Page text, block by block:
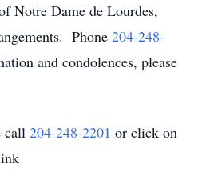
Notre Dame de Lourdes,
Phone 204-248-
and condolences, please
call 204-248-2201 or click on